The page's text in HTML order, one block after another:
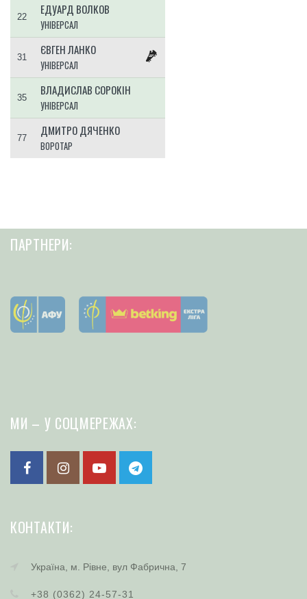
22
ЕДУАРД ВОЛКОВ
УНІВЕРСАЛ
31
ЄВГЕН ЛАНКО
УНІВЕРСАЛ
35
ВЛАДИСЛАВ СОРОКІН
УНІВЕРСАЛ
77
ДМИТРО ДЯЧЕНКО
ВОРОТАР
ПАРТНЕРИ:
МИ – У СОЦМЕРЕЖАХ:
КОНТАКТИ:
Україна, м. Рівне, вул Фабрична, 7
+38 (0362) 24-57-31